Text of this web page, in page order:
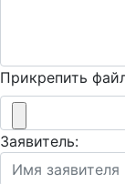
Прикрепить
Заявитель: